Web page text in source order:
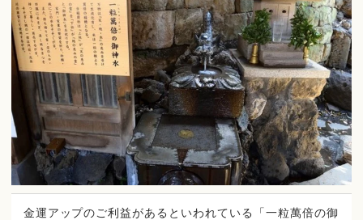
金運アップのご利益があるといわれている「一粒萬倍の御